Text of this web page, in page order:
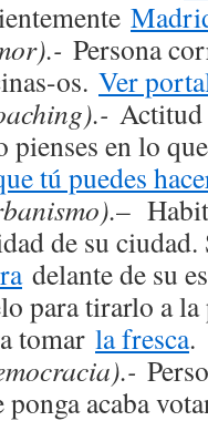
Persona
os. Ver
pienses en lo
tú puedes
–
de su ciudad.
delante de su
para tirarlo a la
tomar la fresca.
ponga acaba